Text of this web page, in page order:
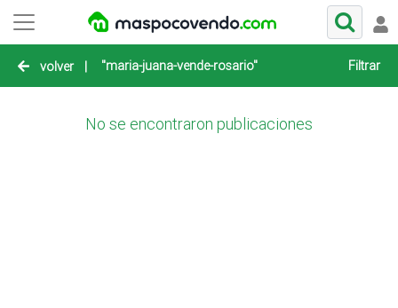
volver | "maria-juana-vende-rosario" Filtrar
No se encontraron publicaciones